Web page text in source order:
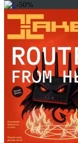
-50%